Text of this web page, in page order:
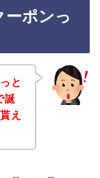
ーポンっ
と
誕
え